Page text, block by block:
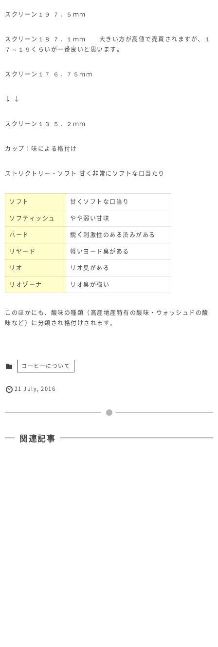
スクリーン１９ ７．５ｍｍ
スクリーン１８ ７．１ｍｍ 大きい方が高値で売買されますが、１
７～１９くらいが一番良いと思います。
スクリーン１７ ６．７５ｍｍ
↓ ↓
スクリーン１３ ５．２ｍｍ
カップ：味による格付け
ストリクトリー・ソフト 甘く非常にソフトな口当たり
ソフト
甘くソフトな口当り
ソフティッシュ
やや弱い甘味
ハード
鋭く刺激性のある渋みがある
リヤード
軽いヨード臭がある
リオ
リオ臭がある
リオゾーナ
リオ臭が強い
このほかにも、酸味の種類（高産地産特有の酸味・ウォッシュドの酸
味など）に分類され格付けされます。
コーヒーについて
21 July,2016
関連記事